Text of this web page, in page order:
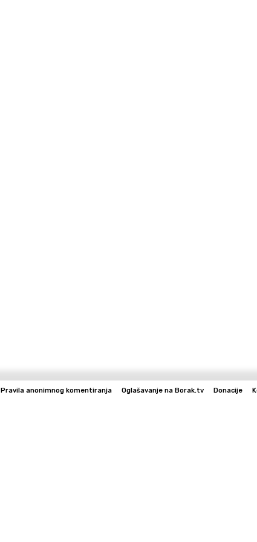
Pravila anonimnog komentiranja Oglašavanje na Borak.tv Donacije